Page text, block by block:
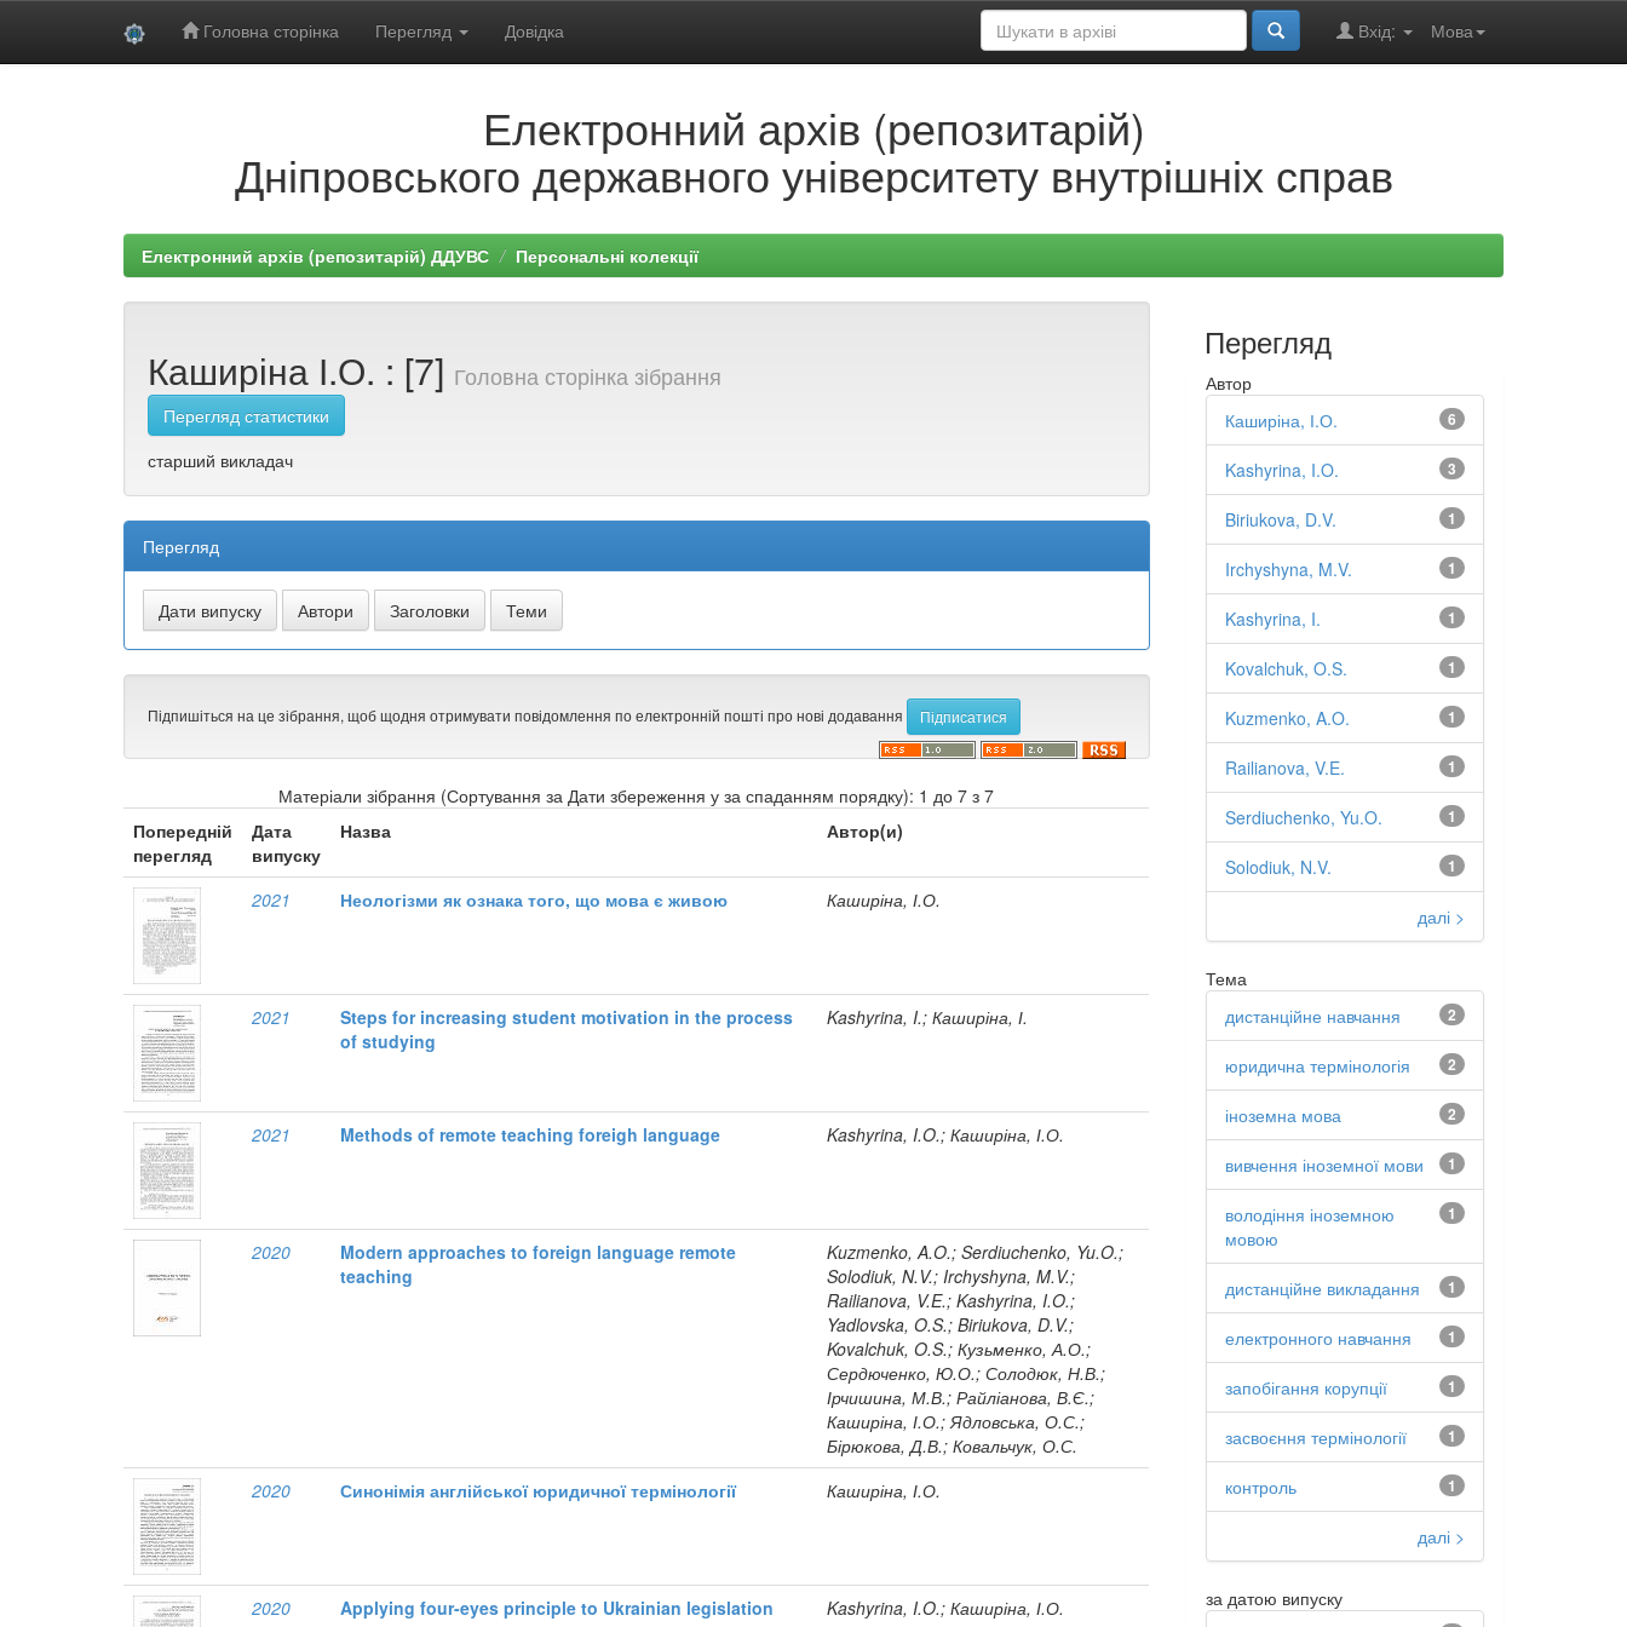
Головна сторінка Перегляд Довідка Мова
Вхід:
Електронний архів (репозитарій)
Дніпровського державного університету внутрішніх справ
Електронний архів (репозитарій) ДДУВС Персональні колекції
Каширіна І.О. : [7] Головна сторінка зібрання
Перегляд статистики
старший викладач
Перегляд
Підпишіться на це зібрання, щоб щодня отримувати повідомлення по електронній пошті про нові додавання
Матеріали зібрання (Сортування за Дати збереження у за спаданням порядку): 1 до 7 з 7
Попередній
перегляд
Дата
випуску
Назва Автор(и)
2021 Неологізми як ознака того, що мова є живою Каширіна, І.О.
2021
Steps for increasing student motivation in the process
of studying
Kashyrina, I.; Каширіна, І.
2021 Methods of remote teaching foreigh language Kashyrina, I.O.; Каширіна, І.О.
2020
Modern approaches to foreign language remote
teaching
Kuzmenko, A.O.; Serdiuchenko, Yu.O.;
Solodiuk, N.V.; Irchyshyna, M.V.;
Railianova, V.E.; Kashyrina, I.O.;
Yadlovska, O.S.; Biriukova, D.V.;
Kovalchuk, O.S.; Кузьменко, А.О.;
Сердюченко, Ю.О.; Солодюк, Н.В.;
Ірчишина, М.В.; Райліанова, В.Є.;
Каширіна, І.О.; Ядловська, О.С.;
Бірюкова, Д.В.; Ковальчук, О.С.
2020
Синонімія англійської юридичної термінології Каширіна, І.О.
2020 Applying four-eyes principle to Ukrainian legislation Kashyrina, I.O.; Каширіна, І.О.
Перегляд
Автор
6
Каширіна, І.О.
3
Kashyrina, I.O.
1
Biriukova, D.V.
1
Irchyshyna, M.V.
1
Kashyrina, I.
1
Kovalchuk, O.S.
1
Kuzmenko, A.O.
1
Railianova, V.E.
1
Serdiuchenko, Yu.O.
1
Solodiuk, N.V.
далі >
Тема
2
дистанційне навчання
2
юридична термінологія
2
іноземна мова
1
вивчення іноземної мови
1
володіння іноземною
мовою
1
дистанційне викладання
1
електронного навчання
1
запобігання корупції
1
засвоєння термінології
1
контроль
далі >
за датою випуску